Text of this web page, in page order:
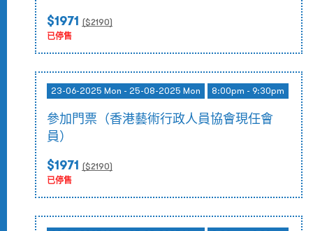
$1971 ($2190)
已停售
23-06-2025 Mon - 25-08-2025 Mon 8:00pm - 9:30pm
參加門票（香港藝術行政人員協會現任會
員）
$1971 ($2190)
已停售